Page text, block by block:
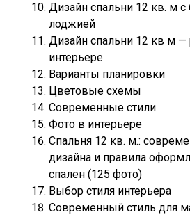
Дизайн спальни 12 кв. м
лоджией
Дизайн спальни 12 кв м
интерьере
Варианты планировки
Цветовые схемы
Современные стили
Фото в интерьере
Спальня 12 кв. м.:
дизайна и правила
спален (125 фото)
Выбор стиля интерьера
Современный стиль для